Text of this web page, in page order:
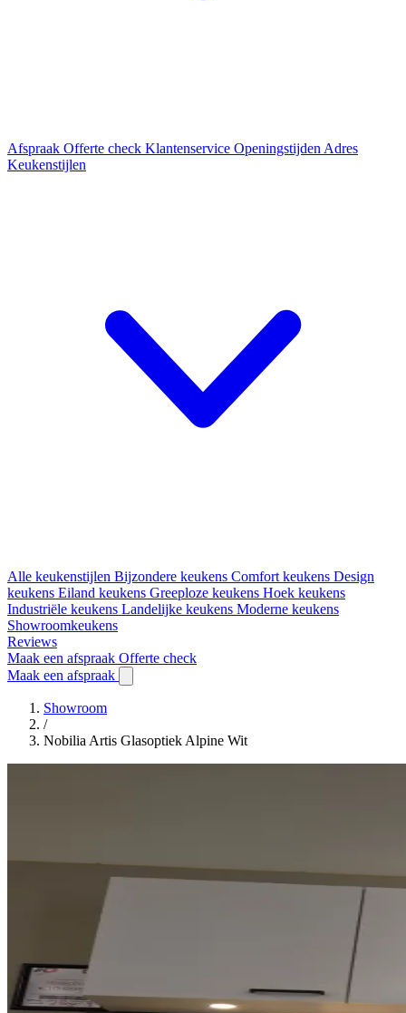
Afspraak Offerte check Klantenservice Openingstijden Adres
Keukenstijlen
Alle keukenstijlen Bijzondere keukens Comfort keukens Design
keukens Eiland keukens Greeploze keukens Hoek keukens
Industriële keukens Landelijke keukens Moderne keukens
Showroomkeukens
Reviews
Maak een afspraak Offerte check
Maak een afspraak
Showroom
/
Nobilia Artis Glasoptiek Alpine Wit